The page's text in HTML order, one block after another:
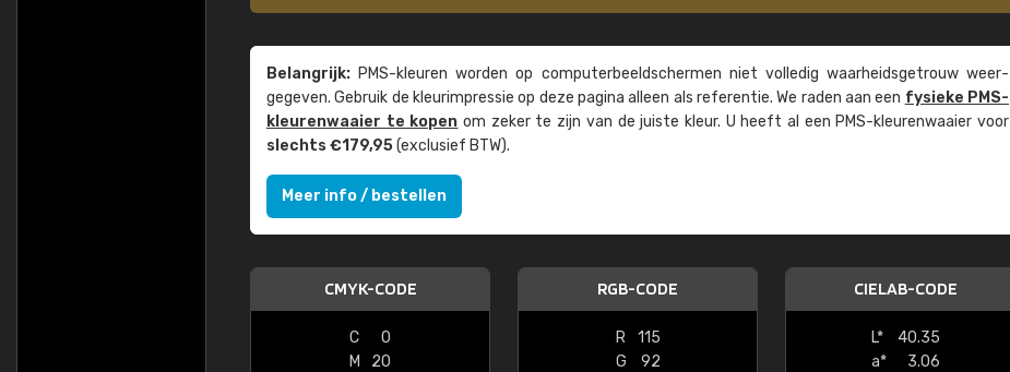
Belangrijk: PMS-kleuren worden op computer­beeld­schermen niet volledig waarheids­­getrouw weer­
gegeven. Gebruik de kleur­impressie op deze pagina alleen als referentie. We raden aan een fysieke PMS-
kleuren­waaier te kopen om zeker te zijn van de juiste kleur. U heeft al een PMS-kleuren­waaier voor
slechts €179,95(exclusief BTW).
Meer info / bestellen
CMYK-CODE
C
0
M
20
RGB-CODE
R
115
G
92
CIELAB-CODE
L*
40.35
a*
3.06
"Super snelle service en zeer betaalbaar!"